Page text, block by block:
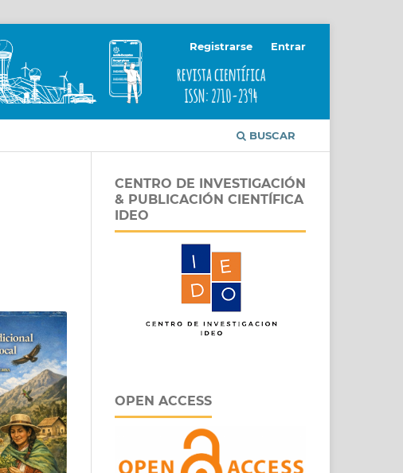
BUSCAR
Registrarse Entrar
CENTRO DE INVESTIGACIÓN
& PUBLICACIÓN CIENTÍFICA
IDEO
OPEN ACCESS